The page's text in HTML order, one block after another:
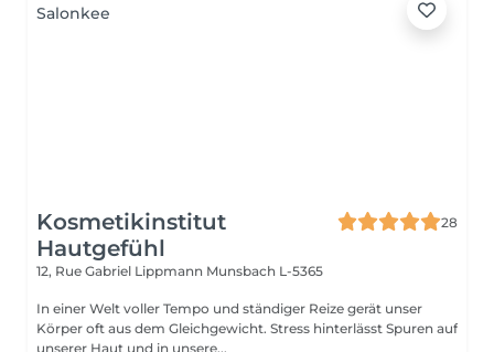
Kosmetikinstitut
Hautgefühl
28
12, Rue Gabriel Lippmann Munsbach L-5365
In einer Welt voller Tempo und ständiger Reize gerät unser
Körper oft aus dem Gleichgewicht. Stress hinterlässt Spuren auf
unserer Haut und in unsere...